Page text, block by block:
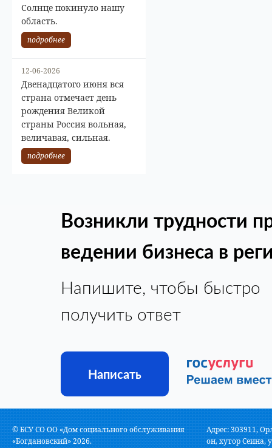
Солнце покинуло нашу
область.
подробнее
12-06-2026
Двенадцатого июня вся
страна отмечает день
рождения Великой
страны Россия вольная,
величавая, сильная.
подробнее
Возникли трудности
ведении бизнеса в
Напишите, чтобы быстро
получить ответ
Написать
© БСУ СО ОО «Дом социального обслуживания
«Богдановский» 2026.
Адрес: 303911,
он, хутор Сеина,